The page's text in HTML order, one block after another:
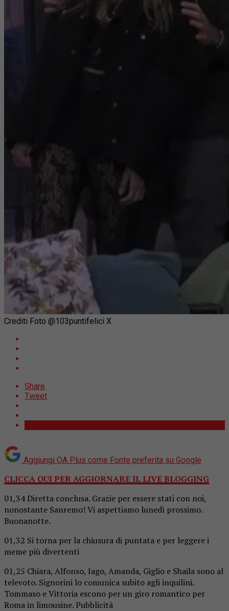
Crediti Foto @103puntifelici X
Share
Tweet
Aggiungi OA Plus come Fonte preferita su Google
CLICCA QUI PER AGGIORNARE IL LIVE BLOGGING
01,34 Diretta conclusa. Grazie per essere stati con noi,
nonostante Sanremo! Vi aspettiamo lunedì prossimo.
Buonanotte.
01,32 Si torna per la chiusura di puntata e per leggere i
meme più divertenti
01,25 Chiara, Alfonso, Iago, Amanda, Giglio e Shaila sono al
televoto. Signorini lo comunica subito agli inquilini.
Tommaso e Vittoria escono per un giro romantico per
Roma in limousine. Pubblicità